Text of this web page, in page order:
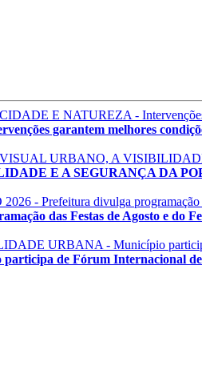
garantem melhores
E A SEGURANÇA DA
das Festas de Agosto e do
de Fórum Internacional de